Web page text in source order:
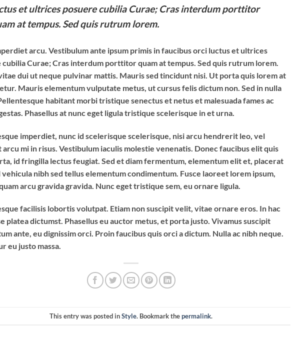
et ultrices posuere cubilia Curae; Cras interdum porttitor
at tempus. Sed quis rutrum lorem.
arcu. Vestibulum ante ipsum primis in faucibus orci luctus et ultrices
cubilia Curae; Cras interdum porttitor quam at tempus. Sed quis rutrum lorem.
dui ut neque pulvinar mattis. Mauris sed tincidunt nisi. Ut porta quis lorem at
Mauris elementum vulputate metus, ut cursus felis dictum non. Sed in nulla
habitant morbi tristique senectus et netus et malesuada fames ac
Phasellus at nunc eget ligula tristique scelerisque in et urna.
imperdiet, nunc id scelerisque scelerisque, nisi arcu hendrerit leo, vel
mi in risus. Vestibulum iaculis molestie venenatis. Donec faucibus elit quis
id fringilla lectus feugiat. Sed et diam fermentum, elementum elit et, placerat
vehicula nibh sed tellus elementum condimentum. Fusce laoreet lorem ipsum,
arcu gravida gravida. Nunc eget tristique sem, eu ornare ligula.
facilisis lobortis volutpat. Etiam non suscipit velit, vitae ornare eros. In hac
platea dictumst. Phasellus eu auctor metus, et porta justo. Vivamus suscipit
ante, eu dignissim orci. Proin faucibus quis orci a dictum. Nulla ac nibh neque.
eu justo massa.
This entry was posted inStyle. Bookmark thepermalink.